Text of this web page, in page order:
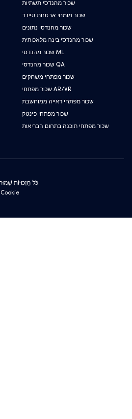
שכור מהנדסי תשתיות
שכור מומחי אבטחת סייבר
שכור מהנדסי נתונים
שכור מהנדסי בינה מלאכותית
שכור מהנדסי ML
שכור מהנדסי QA
שכור מפתחי משחקים
שכור מפתחי AR/VR
שכור מפתחי ראייה ממוחשבת
שכור מפתחי פינטק
שכור מפתחי תוכנה בתחום הבריאות
כֹּל הַזְכוּיוֹת שְׁמוּרוֹת.
מדיניות קובצי Cookie